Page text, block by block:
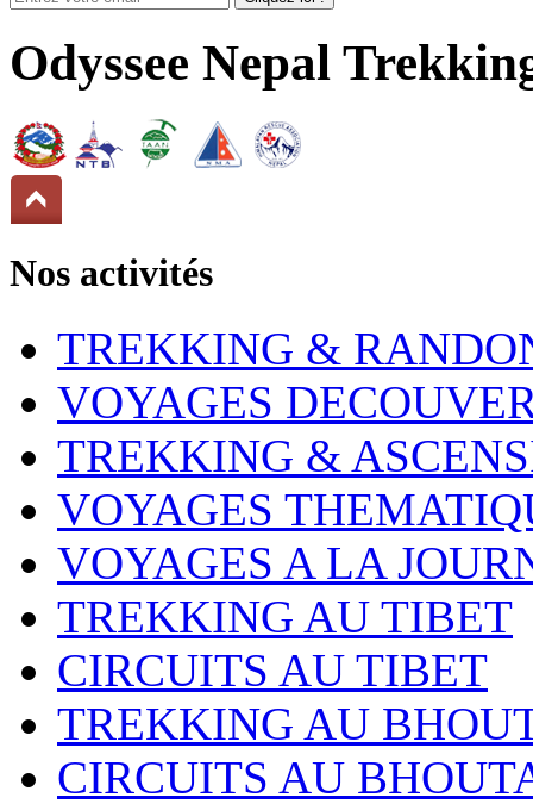
Odyssee Nepal
Nos activités
TREKKING &
VOYAGES
TREKKING &
VOYAGES
VOYAGES A LA
TREKKING AU TIBET
CIRCUITS AU TIBET
TREKKING AU
CIRCUITS AU